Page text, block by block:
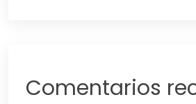
Comentarios